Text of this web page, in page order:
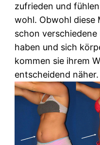
zufrieden und
wohl. Obwohl diese
schon
haben und sich
kommen sie ihrem
entscheidend näher.